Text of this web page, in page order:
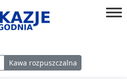
Kawa rozpuszczalna